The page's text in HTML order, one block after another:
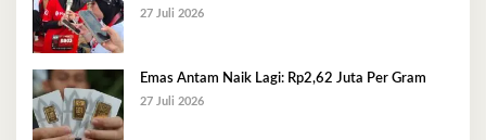
27 Juli 2026
Emas Antam Naik Lagi: Rp2,62 Juta Per Gram
27 Juli 2026